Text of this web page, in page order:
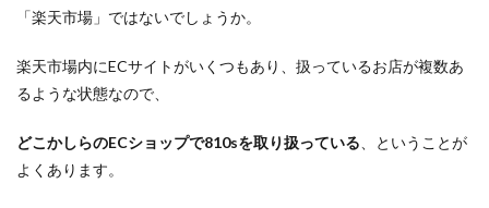
「楽天市場」ではないでしょうか。
楽天市場内にECサイトがいくつもあり、扱っているお店が複数あ
るような状態なので、
どこかしらのECショップで810sを取り扱っている 、ということが
よくあります。